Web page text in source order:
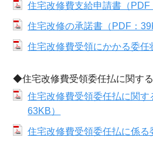
住宅改修費支給申請書（PDF
住宅改修の承諾書（PDF：
住宅改修費受領にかかる委任
◆住宅改修費受領委任払に関す
住宅改修費受領委任払に関す
63KB）
住宅改修費受領委任払に係る